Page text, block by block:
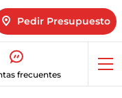
Pedir Presupuesto
frecuentes